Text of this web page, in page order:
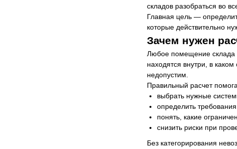
складов разобраться во
Главная цель —
которые действительно
Зачем нужен
Любое помещение склада
находятся внутри, в
недопустим.
Правильный расчет
выбрать нужные
определить
понять, какие
снизить риски при
Без категорирования